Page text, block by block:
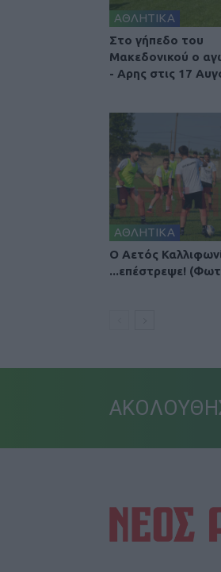
ΑΘΛΗΤΙΚΑ
Στο γήπεδο του
Μακεδονικού ο
- Αρης στις 17
ΑΘΛΗΤΙΚΑ
Ο Αετός
...επέστρεψε!